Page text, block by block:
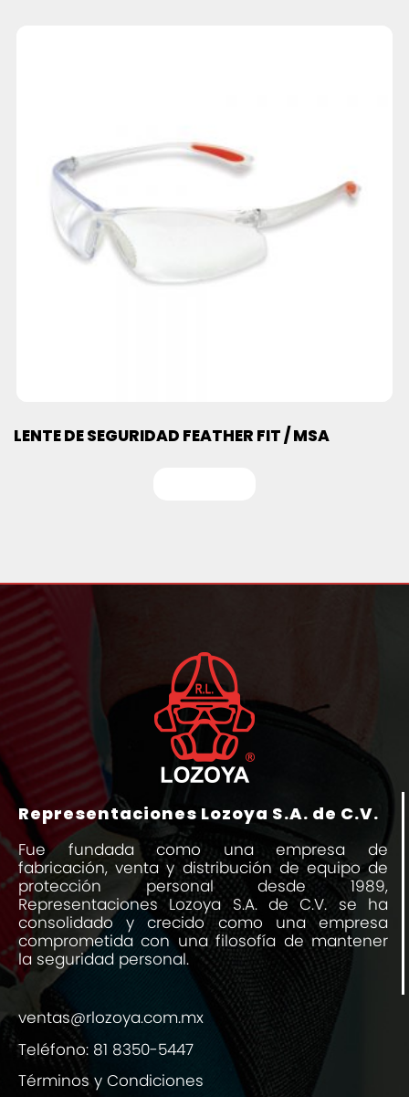
LENTE DE SEGURIDAD FEATHER FIT / MSA
Representaciones Lozoya S.A. de C.V.
Fue fundada como una empresa de
fabricación, venta y distribución de equipo de
protección personal desde 1989,
Representaciones Lozoya S.A. de C.V. se ha
consolidado y crecido como una empresa
comprometida con una filosofía de mantener
la seguridad personal.
ventas@rlozoya.com.mx
Teléfono: 81 8350-5447
Términos y Condiciones